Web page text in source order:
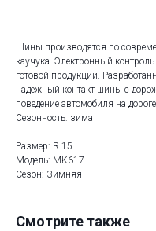
Шины производятся по
каучука. Электронный контроль
готовой продукции.
надежный контакт шины с
поведение автомобиля на
Сезонность: зима
Размер: R 15
Модель: MK617
Сезон: Зимняя
Смотрите также